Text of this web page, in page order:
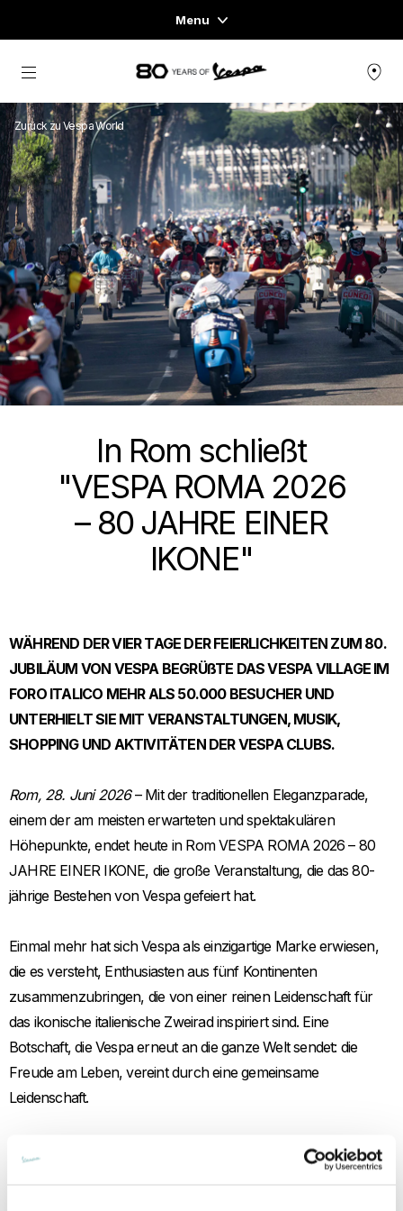
Menu
Home
FAHRZEUGE
READY TO WEAR & LIFESTYLE
ERFAHRUNGEN
CONCEPT STORE
Skip to content
Zurück zu Vespa World
In Rom schließt
"VESPA ROMA 2026
– 80 JAHRE EINER
IKONE"
WÄHREND DER VIER TAGE DER FEIERLICHKEITEN ZUM 80.
JUBILÄUM VON VESPA BEGRÜßTE DAS VESPA VILLAGE IM
FORO ITALICO MEHR ALS 50.000 BESUCHER UND
UNTERHIELT SIE MIT VERANSTALTUNGEN, MUSIK,
SHOPPING UND AKTIVITÄTEN DER VESPA CLUBS.
Rom, 28. Juni 2026– Mit der traditionellen Eleganzparade,
einem der am meisten erwarteten und spektakulären
Höhepunkte, endet heute in Rom VESPA ROMA 2026 – 80
JAHRE EINER IKONE, die große Veranstaltung, die das 80-
jährige Bestehen von Vespa gefeiert hat.
Einmal mehr hat sich Vespa als einzigartige Marke erwiesen,
die es versteht, Enthusiasten aus fünf Kontinenten
zusammenzubringen, die von einer reinen Leidenschaft für
das ikonische italienische Zweirad inspiriert sind. Eine
Botschaft, die Vespa erneut an die ganze Welt sendet: die
Freude am Leben, vereint durch eine gemeinsame
Leidenschaft.
In den vier Festtagen begrüßte das Vespa Village im Foro
Italico mehr als 50.000 Besucher und unterhielt sie mit Musik,